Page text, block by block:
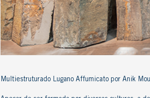
Multiestruturado Lugano Affumicato por Anik